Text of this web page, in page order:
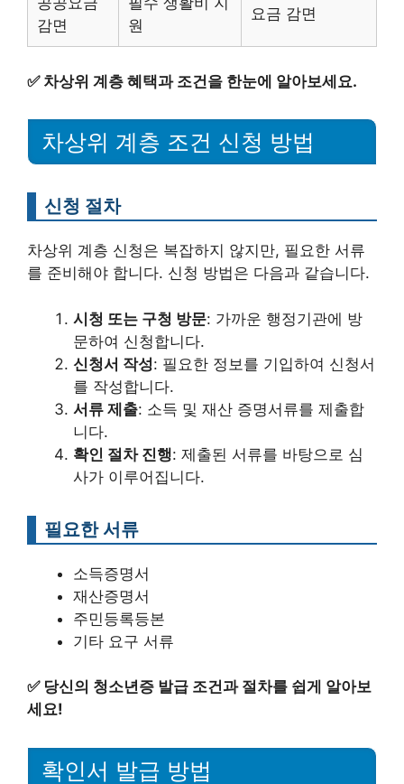
감면
원
요금 감면
✅ 차상위 계층 혜택과 조건을 한눈에 알아보세요.
차상위 계층 조건 신청 방법
신청 절차
차상위 계층 신청은 복잡하지 않지만, 필요한 서류
를 준비해야 합니다. 신청 방법은 다음과 같습니다.
시청 또는 구청 방문: 가까운 행정기관에 방
문하여 신청합니다.
신청서 작성: 필요한 정보를 기입하여 신청서
를 작성합니다.
서류 제출: 소득 및 재산 증명서류를 제출합
니다.
확인 절차 진행: 제출된 서류를 바탕으로 심
사가 이루어집니다.
필요한 서류
소득증명서
재산증명서
주민등록등본
기타 요구 서류
✅ 당신의 청소년증 발급 조건과 절차를 쉽게 알아보
세요!
확인서 발급 방법